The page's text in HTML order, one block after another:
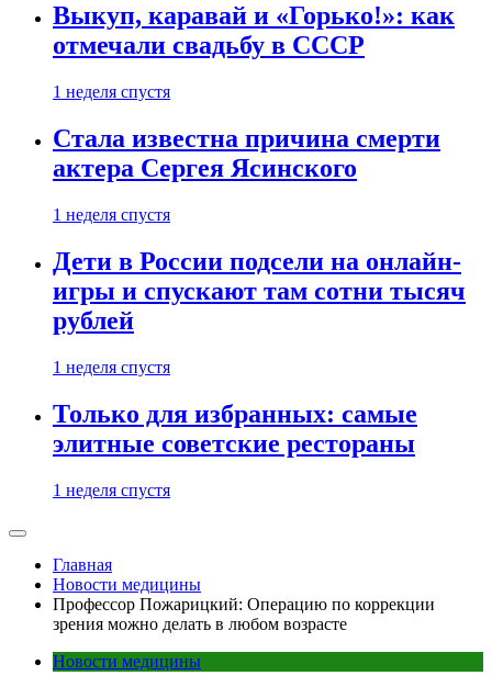
Выкуп, каравай и «Горько!»: как
отмечали свадьбу в СССР
1 неделя спустя
Стала известна причина смерти
актера Сергея Ясинского
1 неделя спустя
Дети в России подсели на онлайн-
игры и спускают там сотни тысяч
рублей
1 неделя спустя
Только для избранных: самые
элитные советские рестораны
1 неделя спустя
Главная
Новости медицины
Профессор Пожарицкий: Операцию по коррекции
зрения можно делать в любом возрасте
Новости медицины